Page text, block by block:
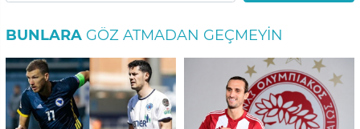
BUNLARA GÖZ ATMADAN GEÇMEYIN